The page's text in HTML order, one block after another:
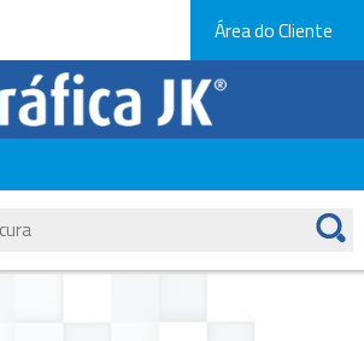
Área do Cliente